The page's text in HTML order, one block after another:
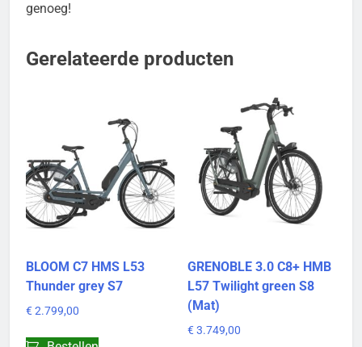
genoeg!
Gerelateerde producten
BLOOM C7 HMS L53
Thunder grey S7
€ 2.799,00
GRENOBLE 3.0 C8+ HMB
L57 Twilight green S8
(Mat)
€ 3.749,00